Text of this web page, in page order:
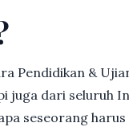
Pendidikan &
juga dari seluruh
seseorang